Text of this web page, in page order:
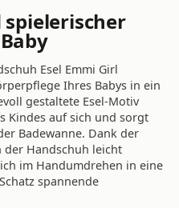
spielerischer
Esel Emmi Girl
Ihres Babys in ein
gestaltete Esel-Motiv
Kindes auf sich und sorgt
Badewanne. Dank der
der Handschuh leicht
im Handumdrehen in eine
spannende